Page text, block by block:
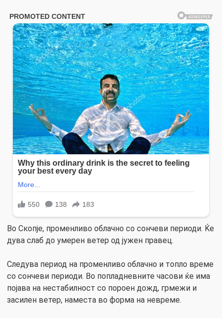
Во Скопје, променливо облачно со сончеви периоди. Ќе
дува слаб до умерен ветер од јужен правец.
Следува период на променливо облачно и топло време
со сончеви периоди. Во попладневните часови ќе има
појава на нестабилност со пороен дожд, грмежи и
засилен ветер, наместа во форма на невреме.